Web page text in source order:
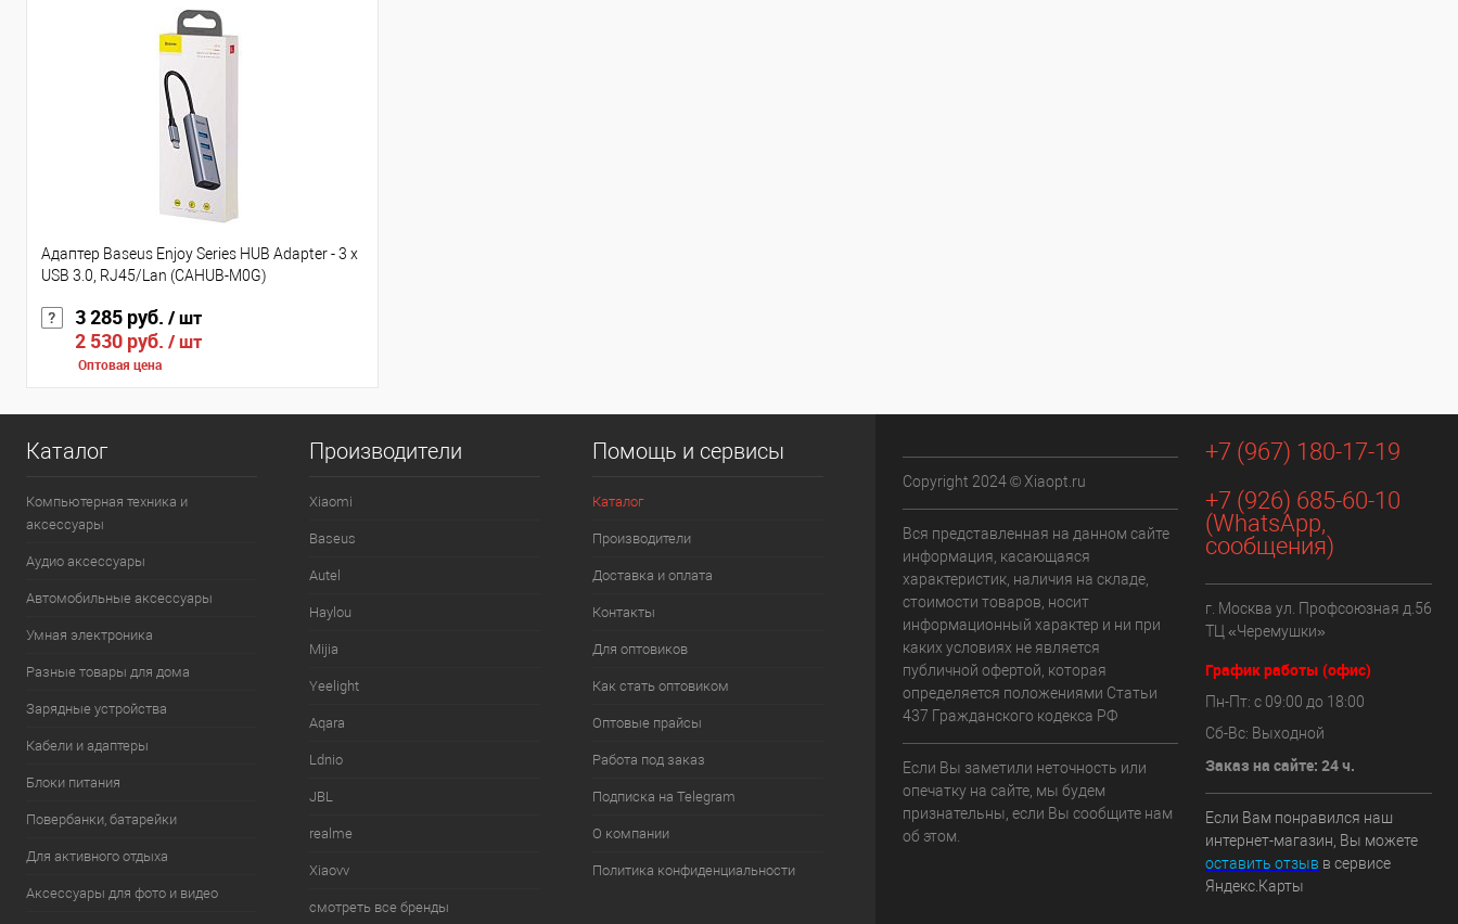
Адаптер Baseus Enjoy Series HUB Adapter - 3 x
USB 3.0, RJ45/Lan (CAHUB-M0G)
3 285 руб. / шт
2 530 руб. / шт
Оптовая цена
Каталог
Компьютерная техника и
аксессуары
Аудио аксессуары
Автомобильные аксессуары
Умная электроника
Разные товары для дома
Зарядные устройства
Кабели и адаптеры
Блоки питания
Повербанки, батарейки
Для активного отдыха
Аксессуары для фото и видео
Производители
Xiaomi
Baseus
Autel
Haylou
Mijia
Yeelight
Aqara
Ldnio
JBL
realme
Xiaovv
смотреть все бренды
Помощь и сервисы
Каталог
Производители
Доставка и оплата
Контакты
Для оптовиков
Как стать оптовиком
Оптовые прайсы
Работа под заказ
Подписка на Telegram
О компании
Политика конфиденциальности
Copyright 2024 © Xiaopt.ru
Вся представленная на данном сайте
информация, касающаяся
характеристик, наличия на складе,
стоимости товаров, носит
информационный характер и ни при
каких условиях не является
публичной офертой, которая
определяется положениями Статьи
437 Гражданского кодекса РФ
Если Вы заметили неточность или
опечатку на сайте, мы будем
признательны, если Вы сообщите нам
об этом.
+7 (967) 180-17-19
+7 (926) 685-60-10
(WhatsApp,
сообщения)
г. Москва ул. Профсоюзная д.56
ТЦ «Черемушки»
График работы (офис)
Пн-Пт: с 09:00 до 18:00
Сб-Вс: Выходной
Заказ на сайте: 24 ч.
Если Вам понравился наш
интернет-магазин, Вы можете
оставить отзыв в сервисе
Яндекс.Карты